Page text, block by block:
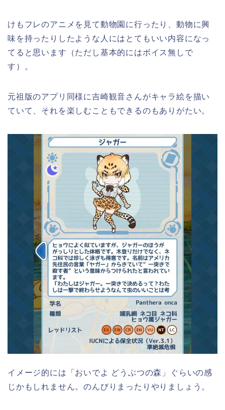
けもフレのアニメを見て動物園に行ったり、動物に興
味を持ったりしたような人にはとてもいい内容になっ
てると思います（ただし基本的にはボイス無しで
す）。
元祖版のアプリ同様に吉崎観音さんがキャラ絵を描い
ていて、それを楽しむこともできるのもありがたい。
イメージ的には「おいでよ どうぶつの森」ぐらいの感
じかもしれません。のんびりまったりやりましょう。